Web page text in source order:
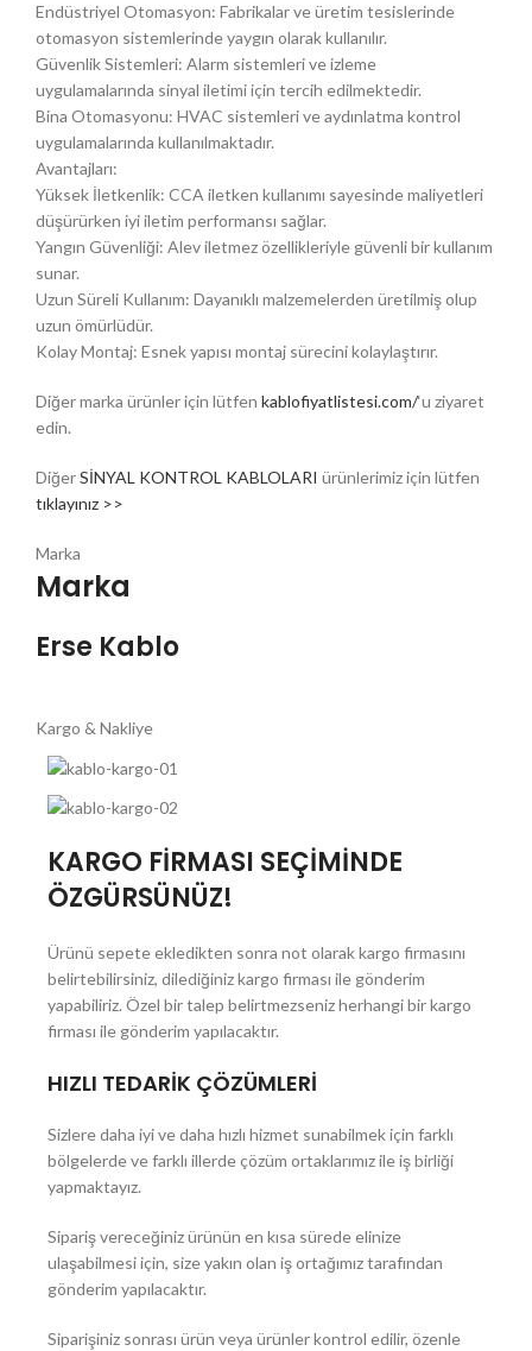
Endüstriyel Otomasyon: Fabrikalar ve üretim tesislerinde
otomasyon sistemlerinde yaygın olarak kullanılır.
Güvenlik Sistemleri: Alarm sistemleri ve izleme
uygulamalarında sinyal iletimi için tercih edilmektedir.
Bina Otomasyonu: HVAC sistemleri ve aydınlatma kontrol
uygulamalarında kullanılmaktadır.
Avantajları:
Yüksek İletkenlik: CCA iletken kullanımı sayesinde maliyetleri
düşürürken iyi iletim performansı sağlar.
Yangın Güvenliği: Alev iletmez özellikleriyle güvenli bir kullanım
sunar.
Uzun Süreli Kullanım: Dayanıklı malzemelerden üretilmiş olup
uzun ömürlüdür.
Kolay Montaj: Esnek yapısı montaj sürecini kolaylaştırır.
Diğer marka ürünler için lütfen kablofiyatlistesi.com/‘u ziyaret
edin.
DiğerSİNYAL KONTROL KABLOLARI ürünlerimiz için lütfen
tıklayınız >>
Marka
Marka
Erse Kablo
Kargo & Nakliye
KARGO FİRMASI SEÇİMİNDE
ÖZGÜRSÜNÜZ!
Ürünü sepete ekledikten sonra not olarak kargo firmasını
belirtebilirsiniz, dilediğiniz kargo firması ile gönderim
yapabiliriz. Özel bir talep belirtmezseniz herhangi bir kargo
firması ile gönderim yapılacaktır.
HIZLI TEDARİK ÇÖZÜMLERİ
Sizlere daha iyi ve daha hızlı hizmet sunabilmek için farklı
bölgelerde ve farklı illerde çözüm ortaklarımız ile iş birliği
yapmaktayız.
Sipariş vereceğiniz ürünün en kısa sürede elinize
ulaşabilmesi için, size yakın olan iş ortağımız tarafından
gönderim yapılacaktır.
Siparişiniz sonrası ürün veya ürünler kontrol edilir, özenle